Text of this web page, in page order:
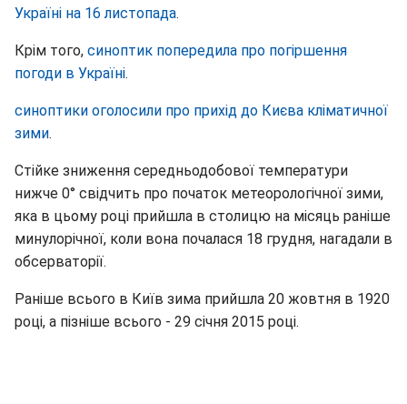
Україні на 16 листопада.
Крім того, синоптик попередила про погіршення
погоди в Україні.
синоптики оголосили про прихід до Києва кліматичної
зими.
Стійке зниження середньодобової температури
нижче 0° свідчить про початок метеорологічної зими,
яка в цьому році прийшла в столицю на місяць раніше
минулорічної, коли вона почалася 18 грудня, нагадали в
обсерваторії.
Раніше всього в Київ зима прийшла 20 жовтня в 1920
році, а пізніше всього - 29 січня 2015 році.